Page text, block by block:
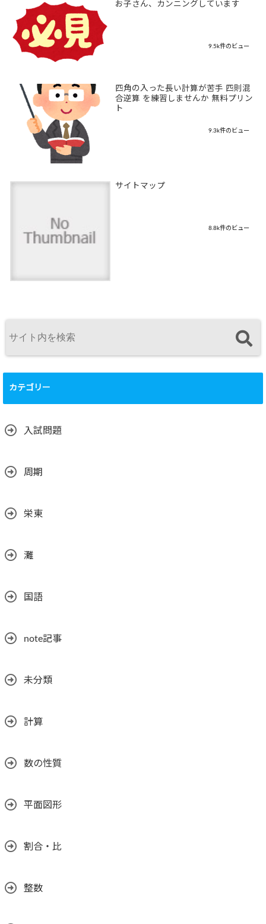
お子さん、カンニングしています
9.5k件のビュー
四角の入った長い計算が苦手 四則混
合逆算 を練習しませんか 無料プリン
ト
9.3k件のビュー
サイトマップ
8.8k件のビュー
カテゴリー
入試問題
周期
栄東
灘
国語
note記事
未分類
計算
数の性質
平面図形
割合・比
整数